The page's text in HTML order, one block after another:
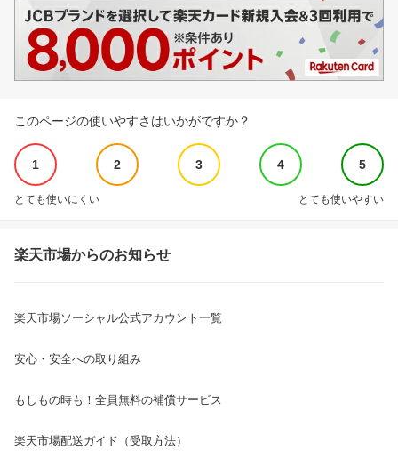
このページの使いやすさはいかがですか？
1 2 3 4 5
とても使いにくい とても使いやすい
楽天市場からのお知らせ
楽天市場ソーシャル公式アカウント一覧
安心・安全への取り組み
もしもの時も！全員無料の補償サービス
楽天市場配送ガイド（受取方法）